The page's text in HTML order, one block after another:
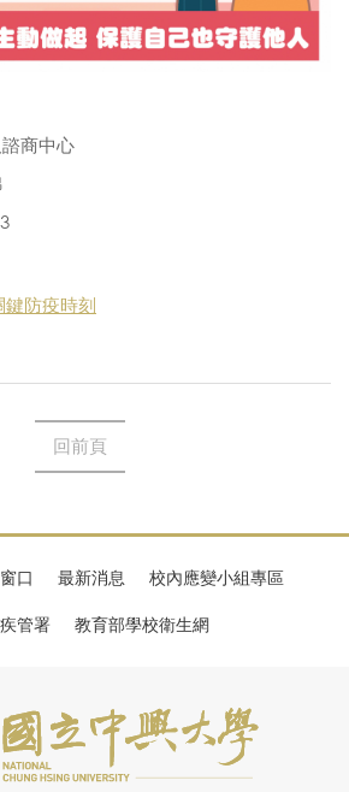
商中心
鍵防疫時刻
回前頁
口 最新消息 校內應變小組專區
管署 教育部學校衛生網